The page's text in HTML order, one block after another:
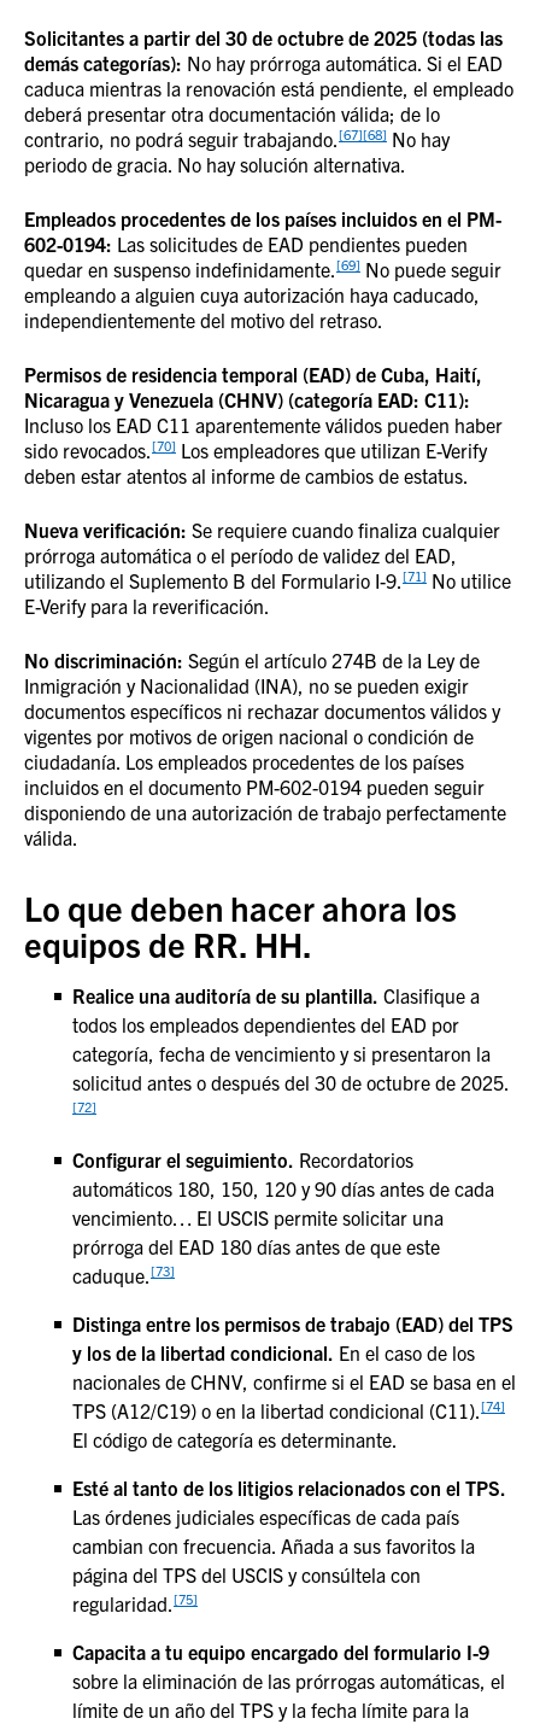
Solicitantes a partir del 30 de octubre de 2025 (todas las
demás categorías): No hay prórroga automática. Si el EAD
caduca mientras la renovación está pendiente, el empleado
deberá presentar otra documentación válida; de lo
contrario, no podrá seguir trabajando.[67][68] No hay
periodo de gracia. No hay solución alternativa.
Empleados procedentes de los países incluidos en el PM-
602-0194: Las solicitudes de EAD pendientes pueden
quedar en suspenso indefinidamente.[69] No puede seguir
empleando a alguien cuya autorización haya caducado,
independientemente del motivo del retraso.
Permisos de residencia temporal (EAD) de Cuba, Haití,
Nicaragua y Venezuela (CHNV) (categoría EAD: C11):
Incluso los EAD C11 aparentemente válidos pueden haber
sido revocados.[70] Los empleadores que utilizan E-Verify
deben estar atentos al informe de cambios de estatus.
Nueva verificación: Se requiere cuando finaliza cualquier
prórroga automática o el período de validez del EAD,
utilizando el Suplemento B del Formulario I-9.[71] No utilice
E-Verify para la reverificación.
No discriminación: Según el artículo 274B de la Ley de
Inmigración y Nacionalidad (INA), no se pueden exigir
documentos específicos ni rechazar documentos válidos y
vigentes por motivos de origen nacional o condición de
ciudadanía. Los empleados procedentes de los países
incluidos en el documento PM-602-0194 pueden seguir
disponiendo de una autorización de trabajo perfectamente
válida.
Lo que deben hacer ahora los
equipos de RR. HH.
Realice una auditoría de su plantilla. Clasifique a
todos los empleados dependientes del EAD por
categoría, fecha de vencimiento y si presentaron la
solicitud antes o después del 30 de octubre de 2025.
[72]
Configurar el seguimiento. Recordatorios
automáticos 180, 150, 120 y 90 días antes de cada
vencimiento… El USCIS permite solicitar una
prórroga del EAD 180 días antes de que este
caduque.[73]
Distinga entre los permisos de trabajo (EAD) del TPS
y los de la libertad condicional. En el caso de los
nacionales de CHNV, confirme si el EAD se basa en el
TPS (A12/C19) o en la libertad condicional (C11).[74]
El código de categoría es determinante.
Esté al tanto de los litigios relacionados con el TPS.
Las órdenes judiciales específicas de cada país
cambian con frecuencia. Añada a sus favoritos la
página del TPS del USCIS y consúltela con
regularidad.[75]
Capacita a tu equipo encargado del formulario I-9
sobre la eliminación de las prórrogas automáticas, el
límite de un año del TPS y la fecha límite para la